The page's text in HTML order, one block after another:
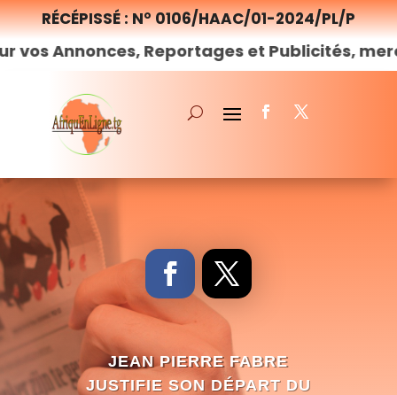
RÉCÉPISSÉ : N° 0106/HAAC/01-2024/PL/P
Reportages et Publicités, merci denous
JEAN PIERRE FABRE
JUSTIFIE SON DÉPART DU